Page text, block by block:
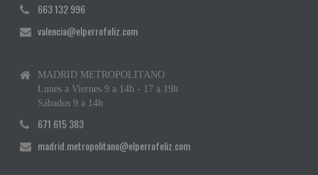
663 132 996
valencia@elperrofeliz.com
MADRID METROPOLITANO
Lunes a Viernes 9 a 14h - 17 a 19h
Sábados 9 a 14h
671 615 383
madrid.metropolitano@elperrofeliz.com